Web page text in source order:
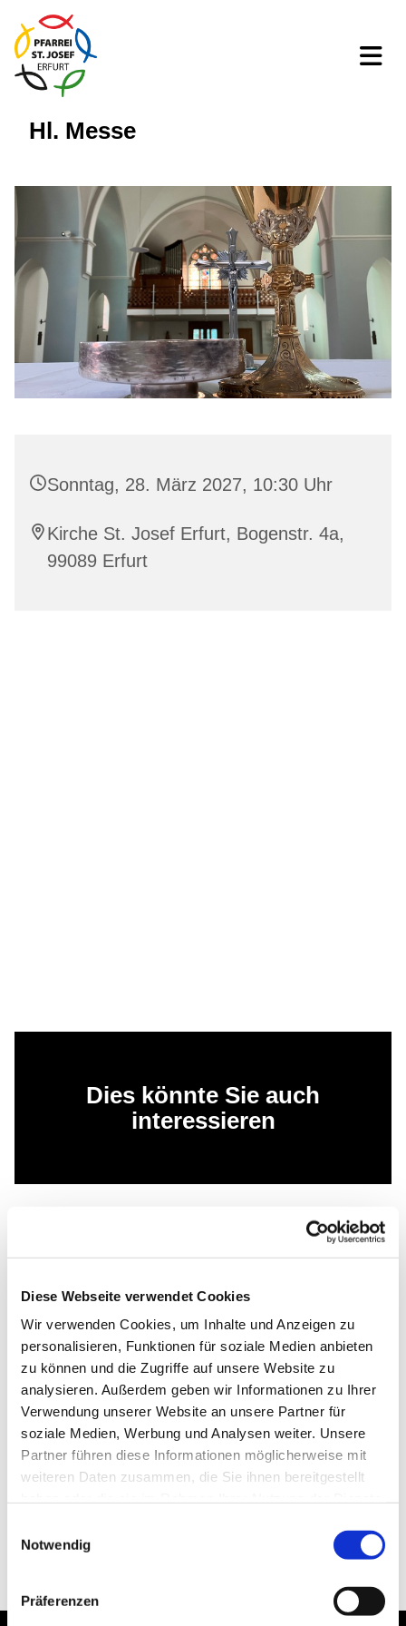
Diese Webseite verwendet Cookies
Wir verwenden Cookies, um Inhalte und Anzeigen zu
personalisieren, Funktionen für soziale Medien anbieten
zu können und die Zugriffe auf unsere Website zu
analysieren. Außerdem geben wir Informationen zu Ihrer
Verwendung unserer Website an unsere Partner für
soziale Medien, Werbung und Analysen weiter. Unsere
Partner führen diese Informationen möglicherweise mit
weiteren Daten zusammen, die Sie ihnen bereitgestellt
Notwendig
Präferenzen
Hl. Messe
Sonntag, 28. März 2027, 10:30 Uhr
Kirche St. Josef Erfurt, Bogenstr. 4a,
99089 Erfurt
Dies könnte Sie auch
interessieren